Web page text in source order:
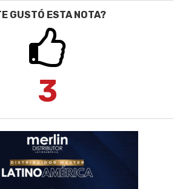
GUSTÓ ESTA NOTA?
3